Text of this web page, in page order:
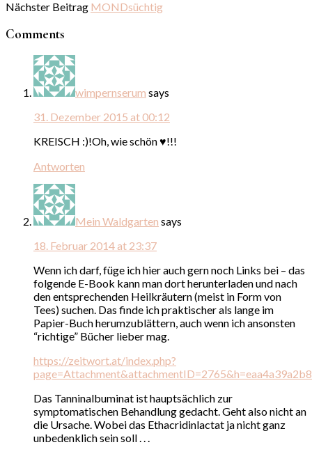
Nächster Beitrag MONDsüchtig
Comments
wimpernserum says
31. Dezember 2015 at 00:12
KREISCH :)!Oh, wie schön ♥!!!
Antworten
Mein Waldgarten says
18. Februar 2014 at 23:37
Wenn ich darf, füge ich hier auch gern noch Links bei – das
folgende E-Book kann man dort herunterladen und nach
den entsprechenden Heilkräutern (meist in Form von
Tees) suchen. Das finde ich praktischer als lange im
Papier-Buch herumzublättern, auch wenn ich ansonsten
“richtige” Bücher lieber mag.
https://zeitwort.at/index.php?
Das Tanninalbuminat ist hauptsächlich zur
symptomatischen Behandlung gedacht. Geht also nicht an
die Ursache. Wobei das Ethacridinlactat ja nicht ganz
unbedenklich sein soll . . .